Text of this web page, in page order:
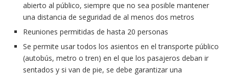
abierto al público, siempre que no sea posible mantener
una distancia de seguridad de al menos dos metros
Reuniones permitidas de hasta 20 personas
Se permite usar todos los asientos en el transporte público
(autobús, metro o tren) en el que los pasajeros deban ir
sentados y si van de pie, se debe garantizar una